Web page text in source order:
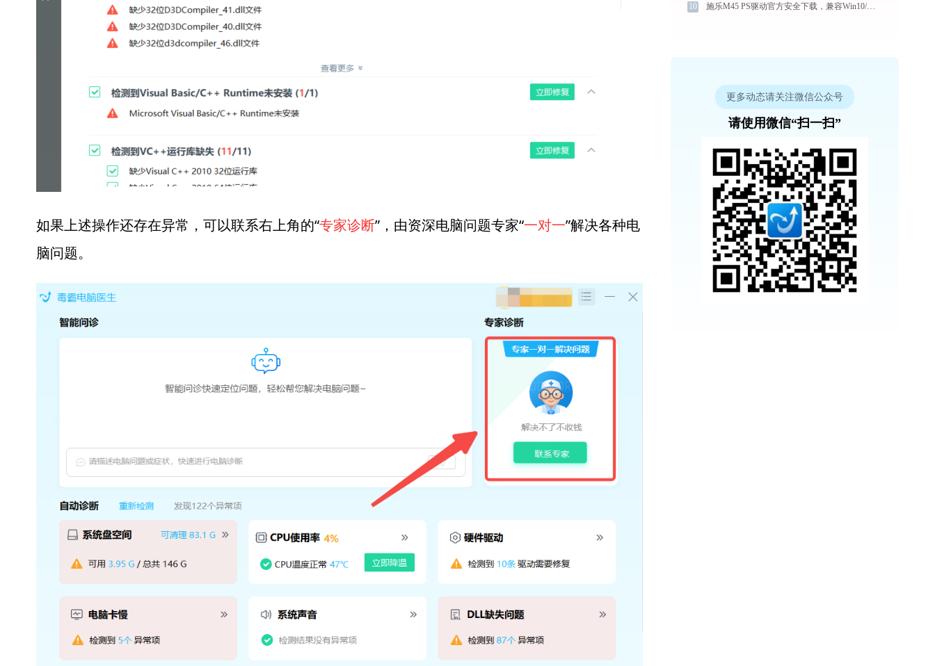
如果上述操作还存在异常，可以联系右上角的“专家诊断”，由资深电脑问题专家“一对一”解决各种电
脑问题。
10 施乐M45 PS驱动官方安全下载，兼容Win10/Win11系统
更多动态请关注微信公众号
请使用微信“扫一扫”